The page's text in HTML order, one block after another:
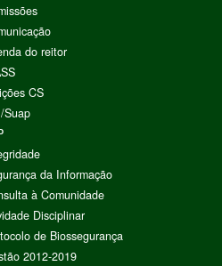
do reitor
CS
Suap
da Informação
à Comunidade
Disciplinar
de Biossegurança
2012-2019